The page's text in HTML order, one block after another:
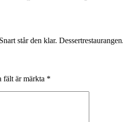
står den klar.
fält är märkta *